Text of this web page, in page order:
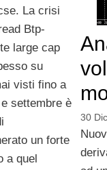
La crisi
Btp-
large cap
su
visti fino a
settembre è
un forte
a quel
30